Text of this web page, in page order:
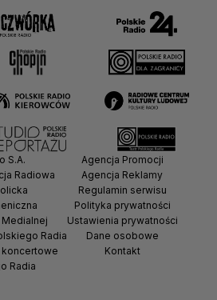
S.A.
Radiowa
Medialnej
Radia
koncertowe
Radia
Agencja Promocji
Agencja Reklamy
Regulamin serwisu
Polityka prywatności
Ustawienia prywatności
Dane osobowe
Kontakt